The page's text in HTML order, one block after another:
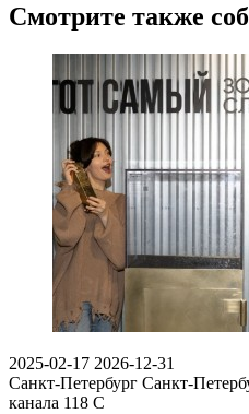
Смотрите также
2025-02-17 2026-12-31
Санкт-Петербург Санкт-
канала 118 С